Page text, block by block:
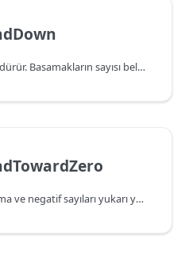
En yüksek önceki sayıyı döndürür. Basamakların sayısı belirlenebilir.
Pozitif sayıları aşağı yuvarlama ve negatif sayıları yukarı yuvarlama sonucunu döndürür. Basamakların sayısı belirlenebilir.